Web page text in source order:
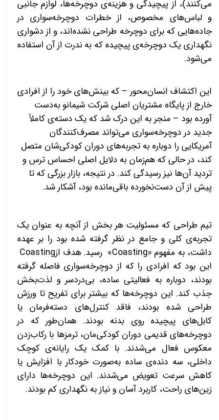
می‌کنند)، از پیچیدگی و هزینه‌ی دوچرخه‌ها، لوازم جانبی
و لباس‌های مخصوص، از خطرات دوچرخه‌سواری در
جاده‌هایی که برای دوچرخه طراحی نشده‌اند، و از دشواری
نگهداری یک دوچرخه‌ی پیچیده که به ندرت از آن استفاده
می‌شود.
این اکتشاف انسان‌محور – که بینش‌های خود را از افرادی
خارج از پایگاه مشتریان اصلی شرکت شیمانو به‌دست
آورده بود – منجر به این درک شد که یک دسته‌ی کاملاً
جدید در دوچرخه‌سواری می‌تواند مصرف‌کنندگان
آمریکایی را دوباره به تجربه‌های دوران کودکی‌شان متصل
کند، در حالی که هم‌زمان به دلایل اصلی احساس ترس و
تردید آن‌ها نیز رسیدگی کند. در نتیجه، بازار بزرگی که تا
پیش از آن دست‌نخورده باقی‌مانده بود، آشکار شد.
تیم طراحی که مسئولیت هر بخش از آنچه به عنوان یک
تجربه‌ی کلی و جامع در نظر گرفته شده بود را بر عهده
داشت، به مفهوم«Coasting» رسید. هدف ازCoasting
این بود که افرادی را که از دوچرخه‌سواری فاصله گرفته
بودند، دوباره به فعالیتی ساده، بی‌دردسر و لذت‌بخش
جذب کند. این دوچرخه‌ها که بیشتر برای تفریح تا ورزش
طراحی شده بودند، فاقد کنترل‌های دسته‌فرمان یا
کابل‌های پیچیده روی بدنه بودند. همان‌طور که در
دوچرخه‌های قدیمی دوران کودکی‌مان، ترمزها با رکاب‌زدن
معکوس فعال می‌شدند. با کمک یک رایانه‌ی کوچک
داخلی، سه دنده‌ی ساده به‌صورت خودکار با افزایش یا
کاهش سرعت تعویض می‌شدند. این دوچرخه‌ها دارای
زین‌های راحت، کاربرد آسان و نیاز به نگهداری کم بودند.